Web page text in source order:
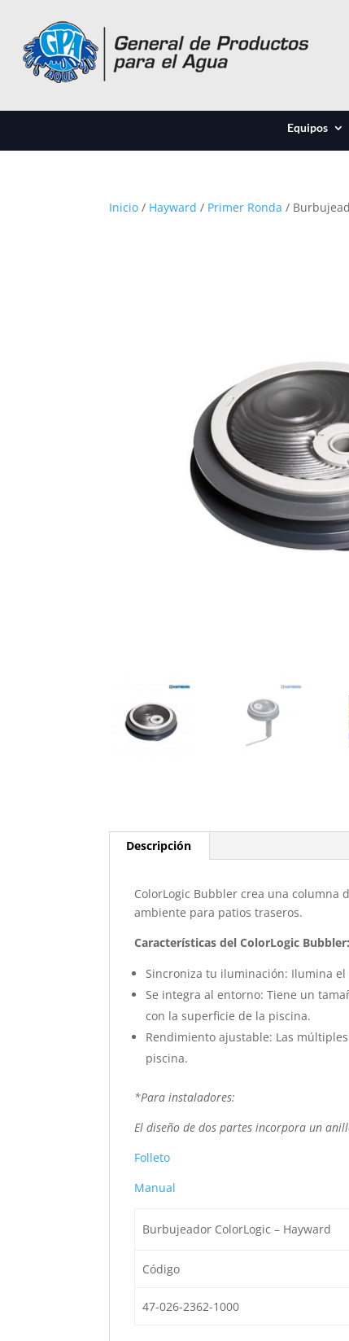
Equipos
Inicio / Hayward / Primer Ronda /
Descripción
ColorLogic Bubbler crea una columna
ambiente para patios traseros.
Características del ColorLogic Bubbler:
Sincroniza tu iluminación: Ilumina el
Se integra al entorno: Tiene un
con la superficie de la piscina.
Rendimiento ajustable: Las
piscina.
*Para instaladores:
El diseño de dos partes incorpora un
Folleto
Manual
Burbujeador ColorLogic – Hayward
Código
47-026-2362-1000